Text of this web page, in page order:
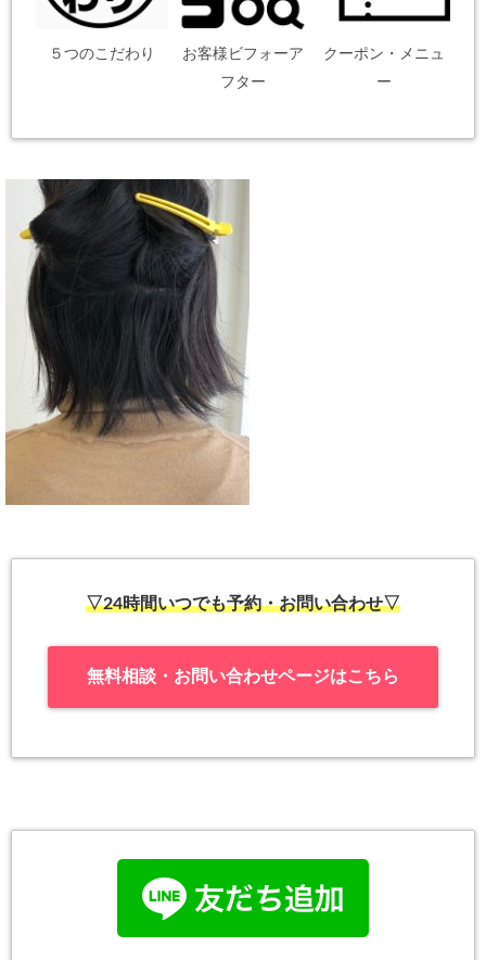
５つのこだわり
お客様ビフォーア
フター
クーポン・メニュ
ー
▽24時間いつでも予約・お問い合わせ▽
無料相談・お問い合わせページはこちら